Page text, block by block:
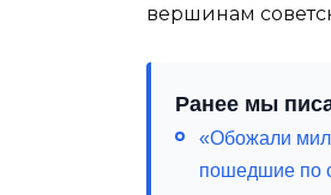
вершинам
Ранее мы
«Обожали
пошедшие по